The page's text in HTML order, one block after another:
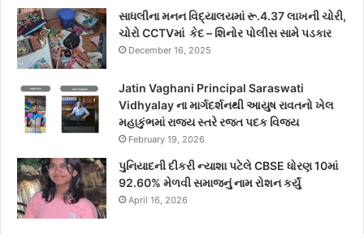
સાધલીના મનન વિદ્યાલયમાં રૂ.4.37 લાખની ચોરી,
ચોરો CCTVમાં કેદ – શિનોર પોલીસ સામે પડકાર
December 16, 2025
Jatin Vaghani Principal Saraswati
Vidhyalay ના માર્ગદર્શનથી આયુષ રાવતનો ખેલ
મહાકુંભમાં રાજ્ય સ્તરે રજત પદક વિજય
February 19, 2026
પુનિયાદની દીકરી ન્યાશા પટેલે CBSE ધોરણ 10માં
92.60% મેળવી સમાજનું નામ રોશન કર્યું
April 16, 2026